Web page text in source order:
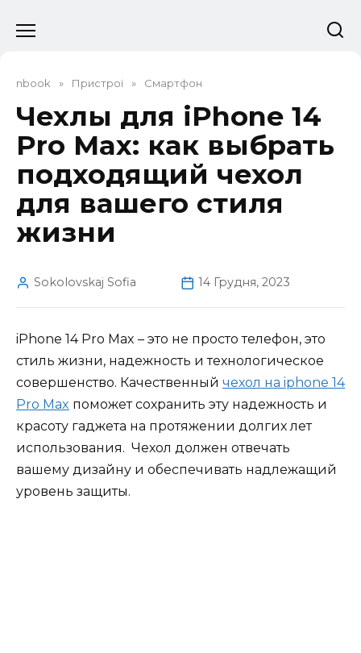
до
nbook » Пристрої » Смартфон
Чехлы для iPhone 14
Pro Max: как выбрать
подходящий чехол
для вашего стиля
жизни
Sokolovskaj Sofia 14 Грудня, 2023
iPhone 14 Pro Max – это не просто телефон, это
стиль жизни, надежность и технологическое
совершенство. Качественный чехол на iphone 14
Pro Max поможет сохранить эту надежность и
красоту гаджета на протяжении долгих лет
использования. Чехол должен отвечать
вашему дизайну и обеспечивать надлежащий
уровень защиты.